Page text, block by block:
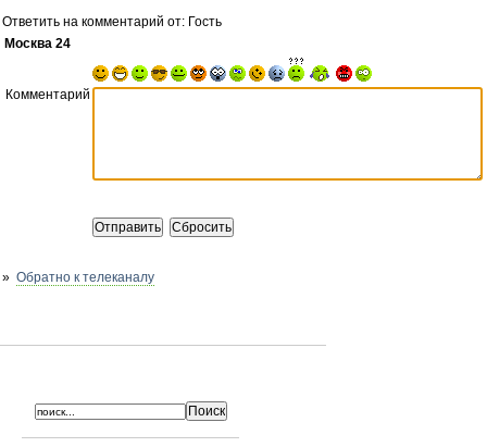
Ответить на комментарий от: Гость
Москва 24
Комментарий
» Обратно к телеканалу